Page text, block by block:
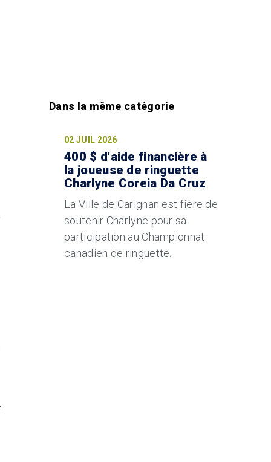
02 JUIL 2026
400 $ d’aide financière à
la joueuse de ringuette
Charlyne Coreia Da Cruz
La Ville de Carignan est fière de
soutenir Charlyne pour sa
participation au Championnat
canadien de ringuette.